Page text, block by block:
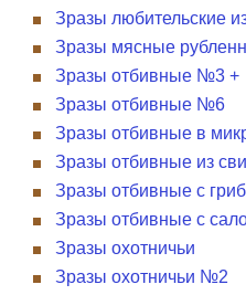
Зразы любительские
Зразы мясные
Зразы отбивные №3 +
Зразы отбивные №6
Зразы отбивные в
Зразы отбивные из
Зразы отбивные с
Зразы отбивные с
Зразы охотничьи
Зразы охотничьи №2